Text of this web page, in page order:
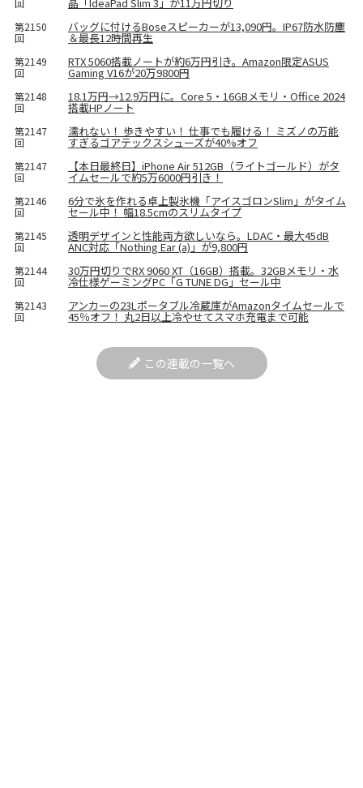
回
晶「IdeaPad Slim 3」が11万円切り
第2150
回
バッグに付けるBoseスピーカーが13,090円。IP67防水防塵
＆最長12時間再生
第2149
回
RTX 5060搭載ノートが約6万円引き。Amazon限定ASUS
Gaming V16が20万9800円
第2148
回
18.1万円→12.9万円に。Core 5・16GBメモリ・Office 2024
搭載HPノート
第2147
回
濡れない！ 歩きやすい！ 仕事でも履ける！ ミズノの万能
すぎるゴアテックスシューズが40%オフ
第2147
回
【本日最終日】iPhone Air 512GB（ライトゴールド）がタ
イムセールで約5万6000円引き！
第2146
回
6分で氷を作れる卓上製氷機「アイスゴロンSlim」がタイム
セール中！ 幅18.5cmのスリムタイプ
第2145
回
透明デザインと性能両方欲しいなら。LDAC・最大45dB
ANC対応「Nothing Ear (a)」が9,800円
第2144
回
30万円切りでRX 9060 XT（16GB）搭載。32GBメモリ・水
冷仕様ゲーミングPC「G TUNE DG」セール中
第2143
回
アンカーの23Lポータブル冷蔵庫がAmazonタイムセールで
45％オフ！ 丸2日以上冷やせてスマホ充電まで可能
この連載の一覧へ